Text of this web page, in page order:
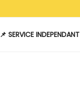
📌 SERVICE INDEPENDANT